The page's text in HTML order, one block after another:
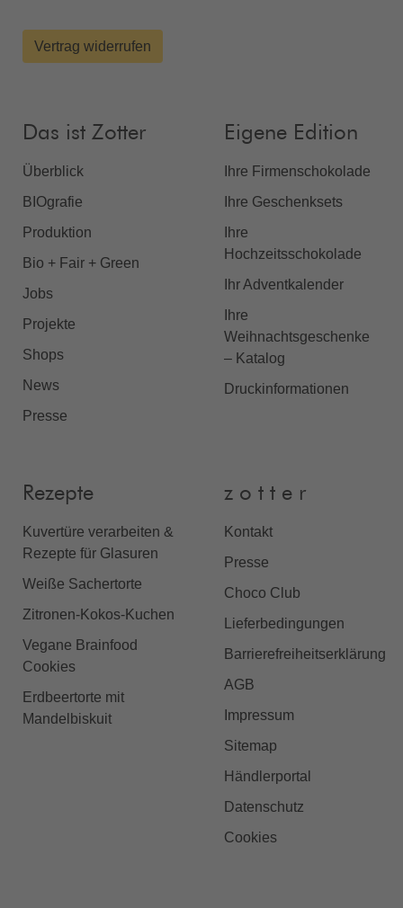
Vertrag widerrufen
Das ist Zotter
Überblick
BIOgrafie
Produktion
Bio + Fair + Green
Jobs
Projekte
Shops
News
Presse
Eigene Edition
Ihre Firmenschokolade
Ihre Geschenksets
Ihre
Hochzeitsschokolade
Ihr Adventkalender
Ihre
Weihnachtsgeschenke
– Katalog
Druckinformationen
Rezepte
Kuvertüre verarbeiten &
Rezepte für Glasuren
Weiße Sachertorte
Zitronen-Kokos-Kuchen
Vegane Brainfood
Cookies
Erdbeertorte mit
Mandelbiskuit
z o t t e r
Kontakt
Presse
Choco Club
Lieferbedingungen
Barrierefreiheitserklärung
AGB
Impressum
Sitemap
Händlerportal
Datenschutz
Cookies